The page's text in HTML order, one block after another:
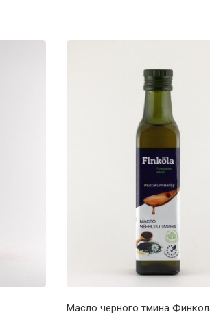
Масло черного тмина